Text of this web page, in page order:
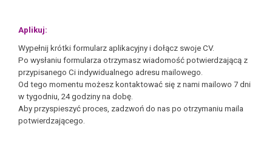
Aplikuj:
Wypełnij krótki formularz aplikacyjny i dołącz swoje CV.
Po wysłaniu formularza otrzymasz wiadomość potwierdzającą z
przypisanego Ci indywidualnego adresu mailowego.
Od tego momentu możesz kontaktować się z nami mailowo 7 dni
w tygodniu, 24 godziny na dobę.
Aby przyspieszyć proces, zadzwoń do nas po otrzymaniu maila
potwierdzającego.